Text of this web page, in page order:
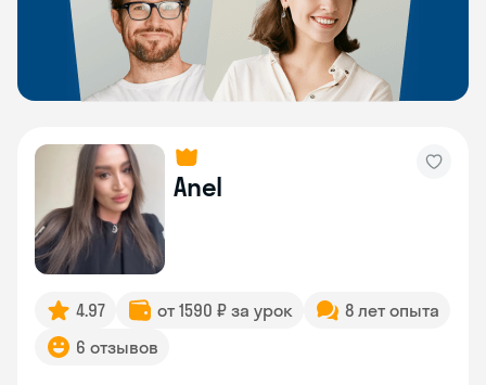
Anel
4.97 от 1590 ₽ за урок
8 лет опыта
6 отзывов